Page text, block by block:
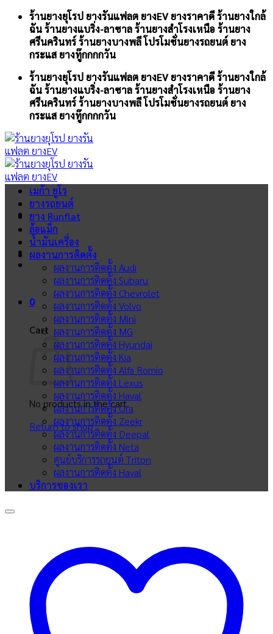
Skip
content
ร้านยางยุโรป ยางรันแฟลต ยางEV ยางราคาดี ร้านยางใกล้
ฉัน ร้านยางแบริ่ง-ลาซาล ร้านยางสำโรงเหนือ ร้านยาง
ศรีนครินทร์ ร้านยางบางพลี โปรโมชั่นยางรถยนต์ ยาง
กระแส ยางทู๊กกกกวัน
ร้านยางยุโรป ยางรันแฟลต ยางEV ยางราคาดี ร้านยางใกล้
ฉัน ร้านยางแบริ่ง-ลาซาล ร้านยางสำโรงเหนือ ร้านยาง
ศรีนครินทร์ ร้านยางบางพลี โปรโมชั่นยางรถยนต์ ยาง
กระแส ยางทู๊กกกกวัน
0
Cart
No products in the cart.
Return to shop
เมก้า ยูโร
ยางรถยนต์
ยาง Runflat
ล้อแม็ก
น้ำมันเครื่อง
ผลงานการติดตั้ง
ผลงานการติดตั้ง Audi
ผลงานการติดตั้ง Subaru
ผลงานการติดตั้ง Chevrolet
ผลงานการติดตั้ง Volvo
ผลงานการติดตั้ง Mini
ผลงานการติดตั้ง MG
ผลงานการติดตั้ง Hyundai
ผลงานการติดตั้ง Kia
ผลงานการติดตั้ง Alfa Romio
ผลงานการติดตั้ง Lexus
ผลงานการติดตั้ง Haval
ผลงานการติดตั้ง Ora
ผลงานการติดตั้ง Zeekr
ผลงานการติดตั้ง Deepal
ผลงานการติดตั้ง Neta
ศูนย์บริการรถยนต์ Triton
ผลงานการติดตั้ง Haval
บริการของเรา